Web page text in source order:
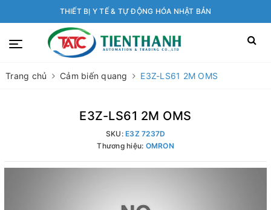
THIẾT BỊ Y TẾ & TỰ ĐỘNG HÓA NHẬT BẢN
Trang chủ Cảm biến quang E3Z-LS61 2M OMS
E3Z-LS61 2M OMS
SKU: E3Z 7237D
Thương hiệu: OMRON